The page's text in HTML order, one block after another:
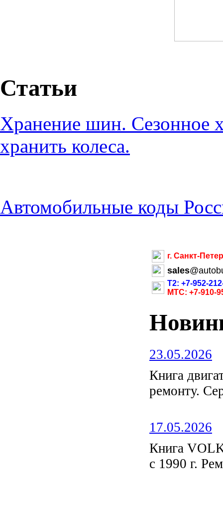
Статьи
Хранение шин. Сезонное
хранить колеса.
Автомобильные коды
г. Санкт-
sales@
Т2: +7-952-
МТС: +7-910-
23.05.2026
Книга
ремонту.
17.05.2026
Книга
с 1990 г.